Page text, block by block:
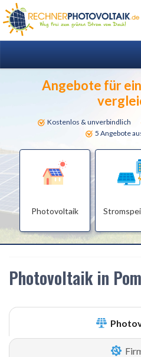
Angebote für
Kostenlos & unverbindlich
5 Angebote
Photovoltaik
Photovoltaik in